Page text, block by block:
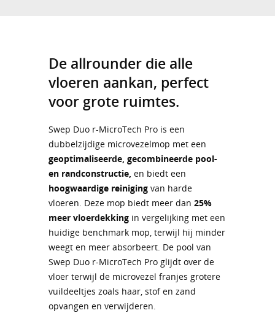
De allrounder die alle
vloeren aankan, perfect
voor grote ruimtes.
Swep Duo r-MicroTech Pro is een
dubbelzijdige microvezelmop met een
geoptimaliseerde, gecombineerde pool-
en randconstructie, en biedt een
hoogwaardige reiniging van harde
vloeren. Deze mop biedt meer dan 25%
meer vloerdekking in vergelijking met een
huidige benchmark mop, terwijl hij minder
weegt en meer absorbeert. De pool van
Swep Duo r-MicroTech Pro glijdt over de
vloer terwijl de microvezel franjes grotere
vuildeeltjes zoals haar, stof en zand
opvangen en verwijderen.